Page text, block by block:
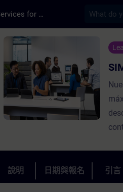
Training Services for Digital Industries
課程 - SIMOTION –
說明 日期與報名 引言